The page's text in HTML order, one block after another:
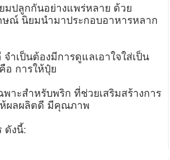
มปลูกกันอย่างแพร่หลาย ด้วย
ษณ์ นิยมนำมาประกอบอาหารหลาก
ำเป็นต้องมีการดูแลเอาใจใส่เป็น
อ การให้ปุ๋ย
พาะสำหรับพริก ที่ช่วยเสริมสร้างการ
ห้ผลผลิตดี มีคุณภาพ
ดังนี้: